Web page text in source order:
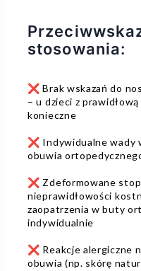
stosowania:
❌ Brak wskazań do
– u dzieci z
konieczne
❌ Indywidualne wady
obuwia
❌ Zdeformowane
nieprawidłowości
zaopatrzenia w buty
indywidualnie
❌ Reakcje alergiczne
obuwia (np. skórę